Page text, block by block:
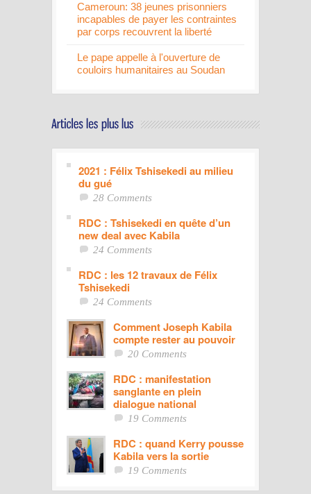
Cameroun: 38 jeunes prisonniers
incapables de payer les contraintes
par corps recouvrent la liberté
Le pape appelle à l'ouverture de
couloirs humanitaires au Soudan
2021 : Félix Tshisekedi au milieu
du gué
28 Comments
RDC : Tshisekedi en quête d’un
new deal avec Kabila
24 Comments
RDC : les 12 travaux de Félix
Tshisekedi
24 Comments
Comment Joseph Kabila
compte rester au pouvoir
20 Comments
RDC : manifestation
sanglante en plein
dialogue national
19 Comments
RDC : quand Kerry pousse
Kabila vers la sortie
19 Comments